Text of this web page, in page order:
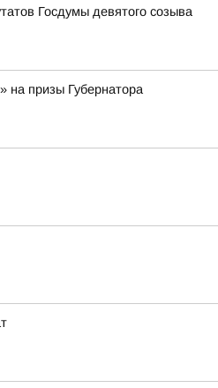
Госдумы девятого созыва
призы Губернатора